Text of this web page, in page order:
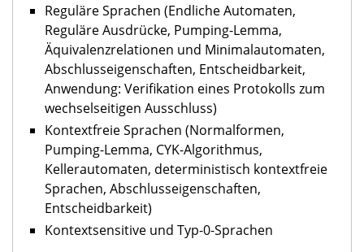
Reguläre Sprachen (Endliche Automaten,
Reguläre Ausdrücke, Pumping-Lemma,
Äquivalenzrelationen und Minimalautomaten,
Abschlusseigenschaften, Entscheidbarkeit,
Anwendung: Verifikation eines Protokolls zum
wechselseitigen Ausschluss)
Kontextfreie Sprachen (Normalformen,
Pumping-Lemma, CYK-Algorithmus,
Kellerautomaten, deterministisch kontextfreie
Sprachen, Abschlusseigenschaften,
Entscheidbarkeit)
Kontextsensitive und Typ-0-Sprachen